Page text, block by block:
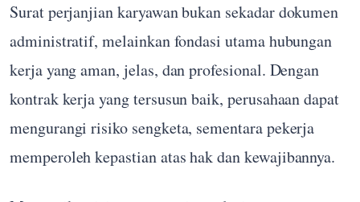
Surat perjanjian karyawan bukan sekadar dokumen
administratif, melainkan fondasi utama hubungan
kerja yang aman, jelas, dan profesional. Dengan
kontrak kerja yang tersusun baik, perusahaan dapat
mengurangi risiko sengketa, sementara pekerja
memperoleh kepastian atas hak dan kewajibannya.